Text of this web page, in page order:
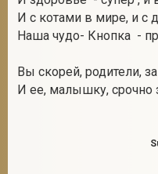
И с котами в мире, и с
Наша чудо- Кнопка -
Вы скорей, родители,
И ее, малышку, срочно